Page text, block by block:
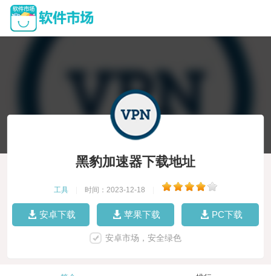
黑豹加速器下载地址
工具 时间：2023-12-18
安卓下载 苹果下载 PC下载
安卓市场，安全绿色